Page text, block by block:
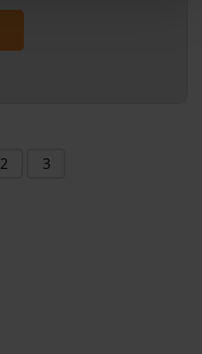
2 3